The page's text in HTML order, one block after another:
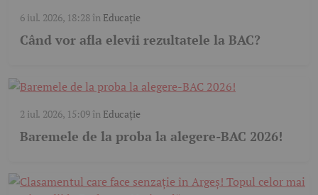
6 iul. 2026, 18:28în Educație
Când vor afla elevii rezultatele la BAC?
2 iul. 2026, 15:09în Educație
Baremele de la proba la alegere-BAC 2026!